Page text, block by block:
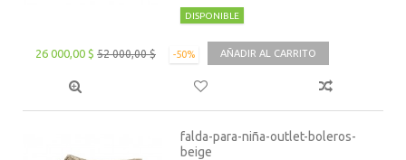
DISPONIBLE
26 000,00 $ 52 000,00 $ -50% AÑADIR AL CARRITO
falda-para-niña-outlet-boleros-
beige